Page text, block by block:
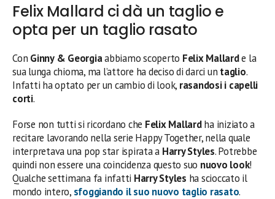
Felix Mallard ci dà un taglio e
opta per un taglio rasato
Con Ginny & Georgiaabbiamo scoperto Felix Mallarde la
sua lunga chioma, ma l’attore ha deciso di darci un taglio.
Infatti ha optato per un cambio di look, rasandosi i capelli
corti.
Forse non tutti si ricordano che Felix Mallardha iniziato a
recitare lavorando nella serie Happy Together, nella quale
interpretava una pop star ispirata a Harry Styles. Potrebbe
quindi non essere una coincidenza questo suo nuovo look!
Qualche settimana fa infatti Harry Styles ha scioccato il
mondo intero, sfoggiando il suo nuovo taglio rasato.